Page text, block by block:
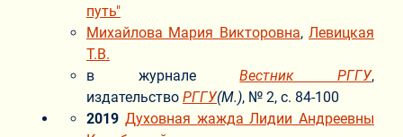
путь"
Михайлова Мария Викторовна,Левицкая
Т.В.
в журналеВестник РГГУ,
издательство РГГУ(М.), № 2, с. 84-100
2019 Духовная жажда Лидии Андреевны